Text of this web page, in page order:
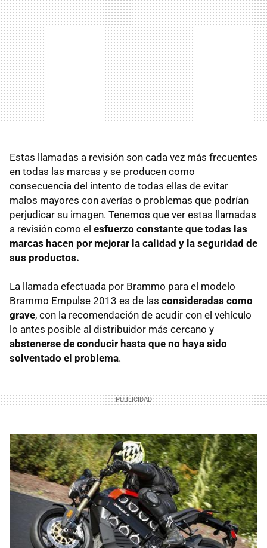
Estas llamadas a revisión son cada vez más frecuentes
en todas las marcas y se producen como
consecuencia del intento de todas ellas de evitar
malos mayores con averías o problemas que podrían
perjudicar su imagen. Tenemos que ver estas llamadas
a revisión como el esfuerzo constante que todas las
marcas hacen por mejorar la calidad y la seguridad de
sus productos.
La llamada efectuada por Brammo para el modelo
Brammo Empulse 2013 es de las consideradas como
grave, con la recomendación de acudir con el vehículo
lo antes posible al distribuidor más cercano y
abstenerse de conducir hasta que no haya sido
solventado el problema.